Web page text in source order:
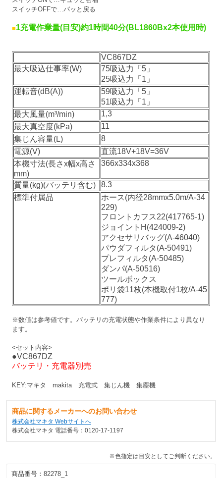
スイッチOFFで…パッと戻る
■1充電作業量(目安)約1時間40分(BL1860Bx2本使用時)
VC867DZ
最大吸込仕事率(W)
75吸込力「5」
25吸込力「1」
運転音(dB(A))
59吸込力「5」
51吸込力「1」
最大風量(m³/min)
1,3
最大真空度(kPa)
11
集じん容量(L)
8
電源(V)
直流18V+18V=36V
本機寸法(長さx幅x高さ
mm)
366x334x368
質量(kg)(バッテリ含む)
8.3
標準付属品
ホース(内径28mmx5.0m/A-34
229)
フロントカフス22(417765-1)
ジョイントH(424009-2)
アクセサリバッグ(A-46040)
パウダフィルタ(A-50491)
プレフィルタ(A-50485)
ダンパ(A-50516)
ツールボックス
ポリ袋11枚(本機取付1枚/A-45
777)
※数値は参考値です。バッテリの充電状態や作業条件により異なり
ます。
<セット内容>
●VC867DZ
バッテリ・充電器別売
KEY:マキタ makita 充電式 集じん機 集塵機
商品に関するメーカーへのお問い合わせ
株式会社マキタ Webサイトへ
株式会社マキタ 電話番号：0120-17-1197
※色指定は目安としてご判断ください。
商品番号： 82278_1